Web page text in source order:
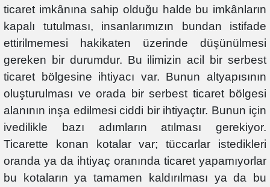
ticaret imkânına sahip olduğu halde bu imkânların
kapalı tutulması, insanlarımızın bundan istifade
ettirilmemesi hakikaten üzerinde düşünülmesi
gereken bir durumdur. Bu ilimizin acil bir serbest
ticaret bölgesine ihtiyacı var. Bunun altyapısının
oluşturulması ve orada bir serbest ticaret bölgesi
alanının inşa edilmesi ciddi bir ihtiyaçtır. Bunun için
ivedilikle bazı adımların atılması gerekiyor.
Ticarette konan kotalar var; tüccarlar istedikleri
oranda ya da ihtiyaç oranında ticaret yapamıyorlar
bu kotaların ya tamamen kaldırılması ya da bu